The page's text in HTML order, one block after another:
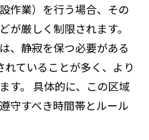
作業）を行う場合、その
が厳しく制限されます。
、静寂を保つ必要がある
れていることが多く、より
す。 具体的に、この区域
守すべき時間帯とルール